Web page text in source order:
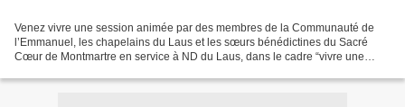
Venez vivre une session animée par des membres de la Communauté de
l’Emmanuel, les chapelains du Laus et les sœurs bénédictines du Sacré
Cœur de Montmartre en service à ND du Laus, dans le cadre “vivre une